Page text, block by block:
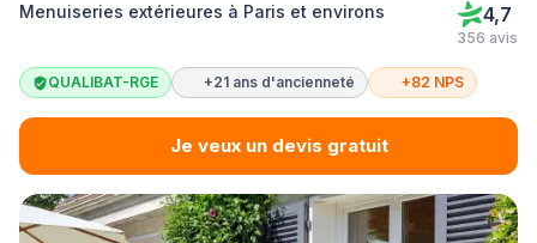
Menuiseries extérieures à Paris et environs 4,7
356 avis
QUALIBAT-RGE +21 ans d'ancienneté +82 NPS
Je veux un devis gratuit